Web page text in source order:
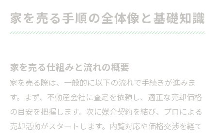
売却時に想定される疑問・トラブルと解決策
売却方法の比較と不動産会社選びのポイント
家を売る手順の全体像と基礎知識
家を売る仕組みと流れの概要
家を売る際は、一般的に以下の流れで手続きが進みま
す。まず、不動産会社に査定を依頼し、適正な売却価格
の目安を把握します。次に媒介契約を結び、プロによる
売却活動がスタートします。内覧対応や価格交渉を経て